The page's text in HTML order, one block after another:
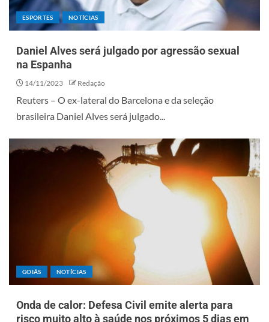
ESPORTES NOTÍCIAS
Daniel Alves será julgado por agressão sexual
na Espanha
14/11/2023 Redação
Reuters – O ex-lateral do Barcelona e da seleção
brasileira Daniel Alves será julgado...
GOIÁS NOTÍCIAS
Onda de calor: Defesa Civil emite alerta para
risco muito alto à saúde nos próximos 5 dias em